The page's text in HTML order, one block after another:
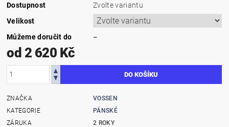
Dostupnost
Zvolte variantu
Velikost
Můžeme doručit do
–
od 2 620 Kč
ZNAČKA
VOSSEN
KATEGORIE
PÁNSKÉ
ZÁRUKA
2 ROKY